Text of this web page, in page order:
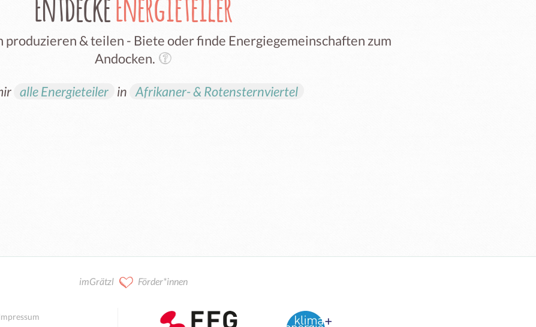
produzieren & teilen - Biete oder finde Energiegemeinschaften zum
Andocken.
alle Energieteiler in Afrikaner- & Rotensternviertel
imGrätzl Förder*innen